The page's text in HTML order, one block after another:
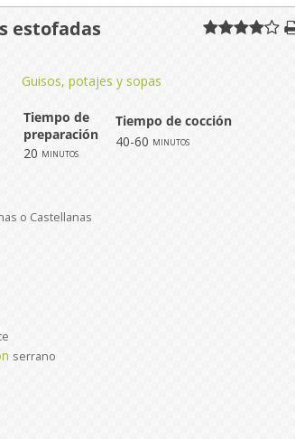
estofadas
Guisos, potajes y sopas
Tiempo de
preparación
20 minutos
Tiempo de cocción
40-60 minutos
o Castellanas
serrano